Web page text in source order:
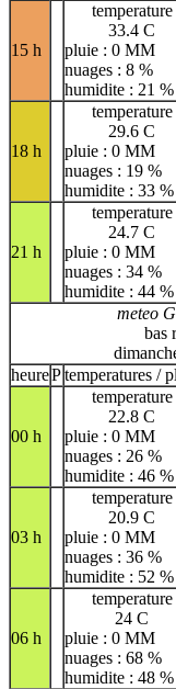
15 h
temperature
33.4 C
pluie : 0 MM
nuages : 8 %
humidite : 21 %
18 h
temperature
29.6 C
pluie : 0 MM
nuages : 19 %
humidite : 33 %
21 h
temperature
24.7 C
pluie : 0 MM
nuages : 34 %
humidite : 44 %
meteo
bas
heurePtemperatures /
00 h
temperature
22.8 C
pluie : 0 MM
nuages : 26 %
humidite : 46 %
03 h
temperature
20.9 C
pluie : 0 MM
nuages : 36 %
humidite : 52 %
06 h
temperature
24 C
pluie : 0 MM
nuages : 68 %
humidite : 48 %